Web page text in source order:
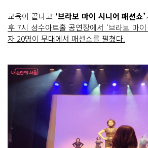
교육이 끝나고 ‘브라보 마이 시니어 패션쇼’
후 7시 성수아트홀 공연장에서 ‘브라보 마
자 20명이 무대에서 패션쇼를 펼쳤다.